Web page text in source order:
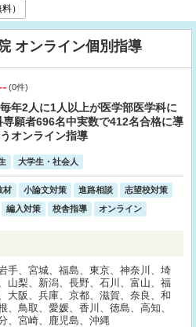
）
オンライン個別指導
(0件)
年2人に1人以上が医学部医学科に
願者696名中実数で412名合格に導
オンライン指導
大学生・社会人
材 小論文対策 進路相談
志望校対策
編入対策 校舎指導 オンライン
手、宮城、福島、東京、神奈川、埼
山梨、新潟、長野、石川、富山、福
大阪、兵庫、京都、滋賀、奈良、和
、鳥取、愛媛、香川、徳島、高知、
、宮崎、鹿児島、沖縄